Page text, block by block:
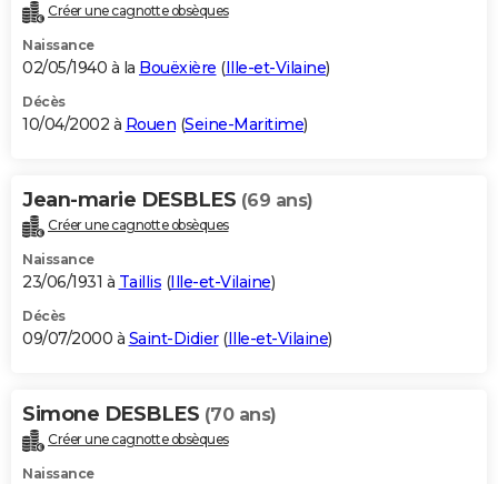
Créer une cagnotte obsèques
Naissance
02/05/1940 à la Bouëxière (Ille-et-Vilaine)
Décès
10/04/2002 à Rouen (Seine-Maritime)
Jean-marie DESBLES (69 ans)
Créer une cagnotte obsèques
Naissance
23/06/1931 à Taillis (Ille-et-Vilaine)
Décès
09/07/2000 à Saint-Didier(Ille-et-Vilaine)
Simone DESBLES (70 ans)
Créer une cagnotte obsèques
Naissance